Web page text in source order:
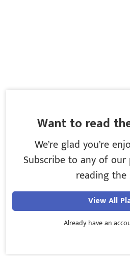
Want to read
We’re glad you’re
Subscribe to any of
reading the
View All
Already have an